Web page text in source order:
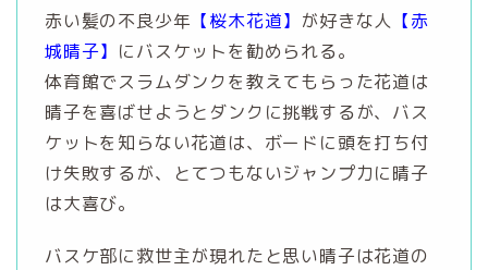
赤い髪の不良少年 【桜木花道】 が好きな人 【赤
城晴子】 にバスケットを勧められる。
体育館でスラムダンクを教えてもらった花道は
晴子を喜ばせようとダンクに挑戦するが、バス
ケットを知らない花道は、ボードに頭を打ち付
け失敗するが、とてつもないジャンプ力に晴子
は大喜び。
バスケ部に救世主が現れたと思い晴子は花道の